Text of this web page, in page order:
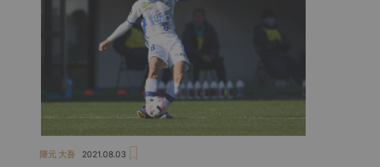
隈元 大吾 2021.08.03